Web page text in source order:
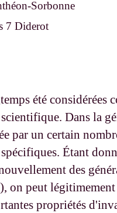
Sorbonne
7 Diderot
été considérées
Dans la
par un certain
Étant
des
on peut
propriétés